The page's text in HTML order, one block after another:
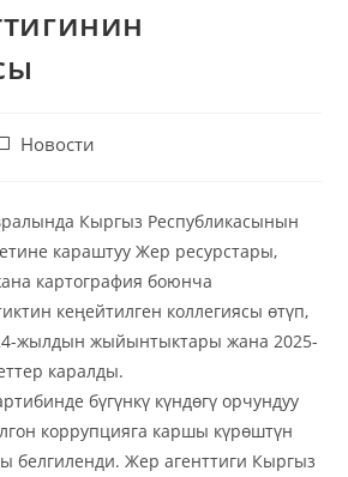
Новости
Кыргыз Республикасынын
караштуу Жер ресурстары,
картография боюнча
кеңейтилген коллегиясы өтүп,
жылдын жыйынтыктары жана 2025-
каралды.
бүгүнкү күндөгү орчундуу
коррупцияга каршы күрөштүн
белгиленди. Жер агенттиги Кыргыз